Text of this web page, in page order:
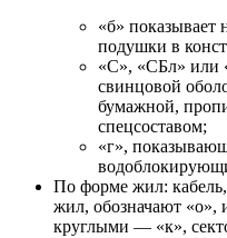
«б» показывает
подушки в
«С», «СБл» или
свинцовой
бумажной,
спецсоставом;
«г»,
По форме жил:
жил, обозначают
круглыми — «к»,